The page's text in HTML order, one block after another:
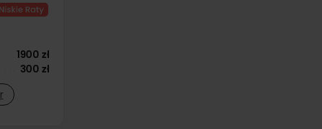
1900 zł
300 zł